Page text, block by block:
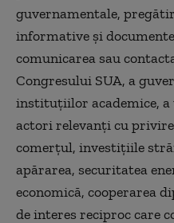
guvernamentale,
informative şi
comunicarea sau
Congresului SUA, a
instituţiilor academice,
actori relevanţi cu
comerţul, investiţiile
apărarea, securitatea
economică, cooperarea
de interes reciproc care